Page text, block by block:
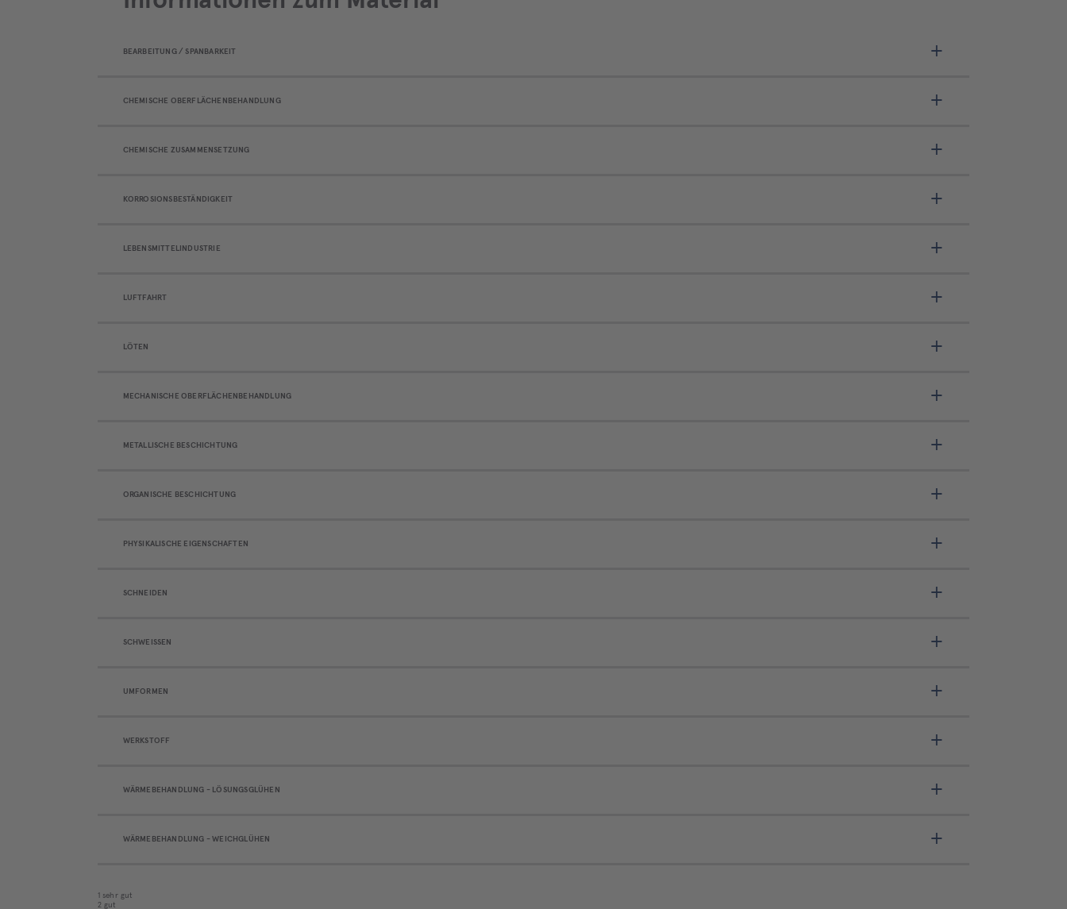
BEARBEITUNG / SPANBARKEIT
CHEMISCHE OBERFLÄCHENBEHANDLUNG
CHEMISCHE ZUSAMMENSETZUNG
KORROSIONSBESTÄNDIGKEIT
LEBENSMITTELINDUSTRIE
LUFTFAHRT
LÖTEN
MECHANISCHE OBERFLÄCHENBEHANDLUNG
METALLISCHE BESCHICHTUNG
ORGANISCHE BESCHICHTUNG
PHYSIKALISCHE EIGENSCHAFTEN
SCHNEIDEN
SCHWEISSEN
UMFORMEN
WERKSTOFF
WÄRMEBEHANDLUNG - LÖSUNGSGLÜHEN
WÄRMEBEHANDLUNG - WEICHGLÜHEN
1 sehr gut
2 gut